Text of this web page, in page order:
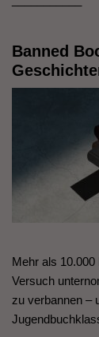
Banned
Mehr als
Versuch
zu verbannen –